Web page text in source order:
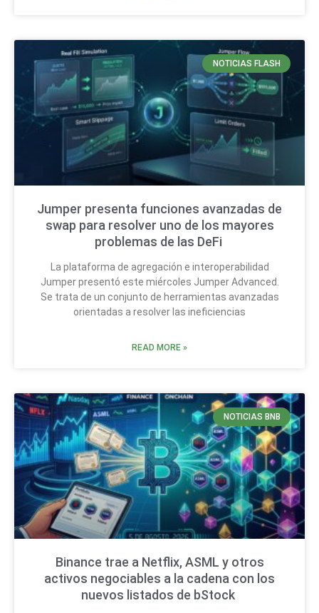
NOTICIAS FLASH
Jumper presenta funciones avanzadas de
swap para resolver uno de los mayores
problemas de las DeFi
La plataforma de agregación e interoperabilidad
Jumper presentó este miércoles Jumper Advanced.
Se trata de un conjunto de herramientas avanzadas
orientadas a resolver las ineficiencias
READ MORE »
NOTICIAS BNB
Binance trae a Netflix, ASML y otros
activos negociables a la cadena con los
nuevos listados de bStock